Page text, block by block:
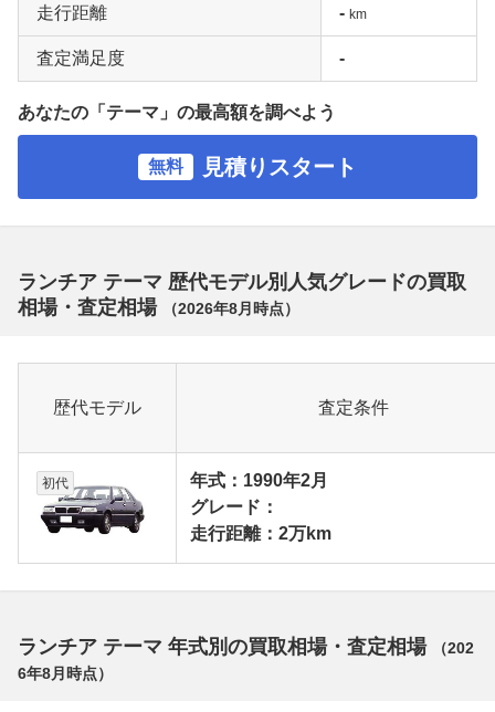
走行距離 - km
査定満足度 -
あなたの「テーマ」の最高額を調べよう
無料 見積りスタート
ランチア テーマ 歴代モデル別人気グレードの買取
相場・査定相場
（2026年8月 時点）
歴代モデル 査定条件
初代
年式：1990年2月
グレード：
走行距離：2万km
ランチア テーマ 年式別の買取相場・査定相場 （202
6年8月 時点）